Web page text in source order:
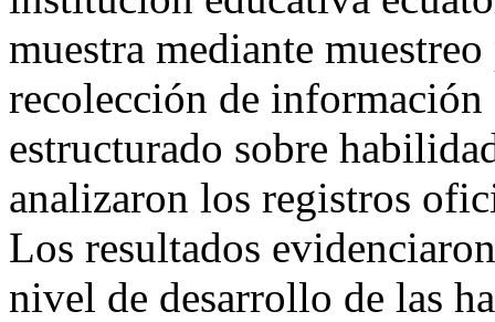
muestra mediante
recolección de
estructurado sobre
analizaron los registros
Los resultados
nivel de desarrollo de las